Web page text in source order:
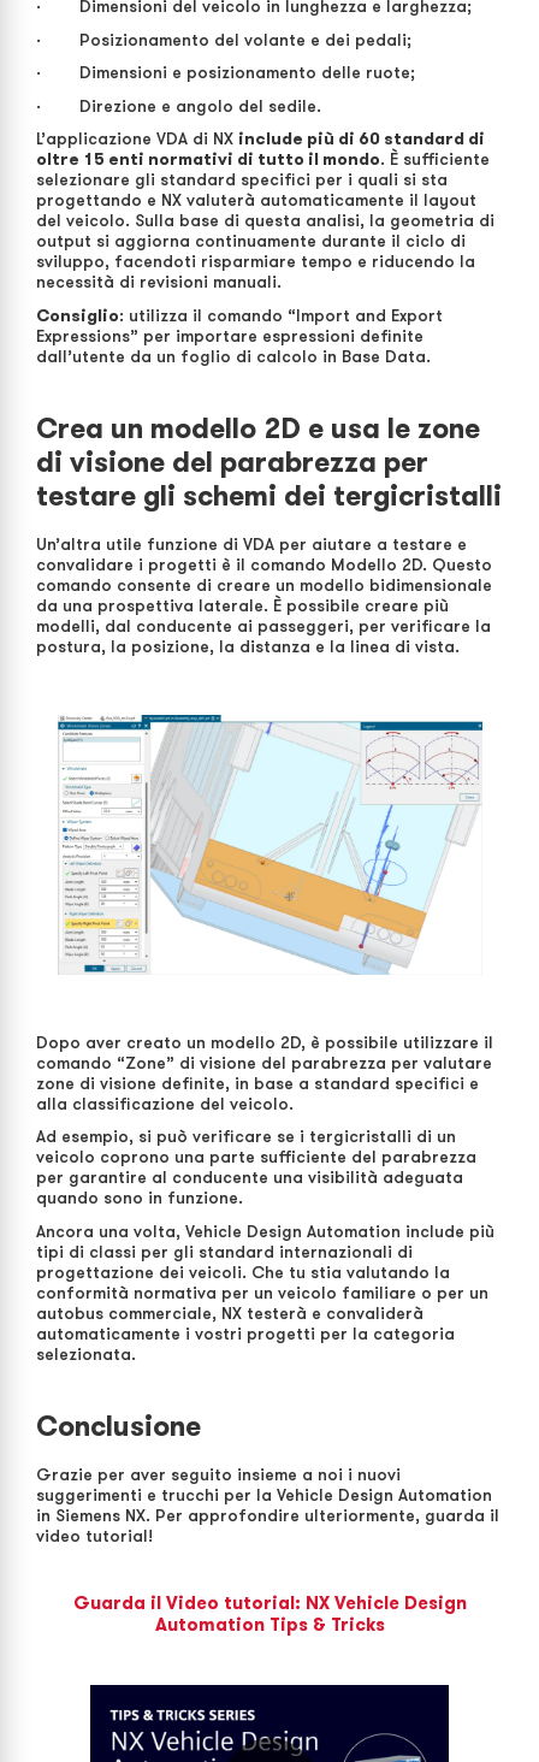
· Dimensioni del veicolo in lunghezza e larghezza;
· Posizionamento del volante e dei pedali;
· Dimensioni e posizionamento delle ruote;
· Direzione e angolo del sedile.
L’applicazione VDA di NX include più di 60 standard di
oltre 15 enti normativi di tutto il mondo. È sufficiente
selezionare gli standard specifici per i quali si sta
progettando e NX valuterà automaticamente il layout
del veicolo. Sulla base di questa analisi, la geometria di
output si aggiorna continuamente durante il ciclo di
sviluppo, facendoti risparmiare tempo e riducendo la
necessità di revisioni manuali.
Consiglio: utilizza il comando “Import and Export
Expressions” per importare espressioni definite
dall’utente da un foglio di calcolo in Base Data.
Crea un modello 2D e usa le zone
di visione del parabrezza per
testare gli schemi dei tergicristalli
Un’altra utile funzione di VDA per aiutare a testare e
convalidare i progetti è il comando Modello 2D. Questo
comando consente di creare un modello bidimensionale
da una prospettiva laterale. È possibile creare più
modelli, dal conducente ai passeggeri, per verificare la
postura, la posizione, la distanza e la linea di vista.
Dopo aver creato un modello 2D, è possibile utilizzare il
comando “Zone” di visione del parabrezza per valutare
zone di visione definite, in base a standard specifici e
alla classificazione del veicolo.
Ad esempio, si può verificare se i tergicristalli di un
veicolo coprono una parte sufficiente del parabrezza
per garantire al conducente una visibilità adeguata
quando sono in funzione.
Ancora una volta, Vehicle Design Automation include più
tipi di classi per gli standard internazionali di
progettazione dei veicoli. Che tu stia valutando la
conformità normativa per un veicolo familiare o per un
autobus commerciale, NX testerà e convaliderà
automaticamente i vostri progetti per la categoria
selezionata.
Conclusione
Grazie per aver seguito insieme a noi i nuovi
suggerimenti e trucchi per la Vehicle Design Automation
in Siemens NX. Per approfondire ulteriormente, guarda il
video tutorial!
Guarda il Video tutorial: NX Vehicle Design
Automation Tips & Tricks